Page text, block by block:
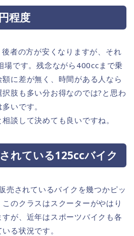
程度
者の方が安くなりますが、それ
場です。残念ながら400ccまで乗
に差が無く、時間がある人なら
肢も多い分お得なのでは?と思わ
いです。
談して決めても良いですね。
れている125ccバイク
売されているバイクを幾つかピッ
のクラスはスクーターがやはり
が、近年はスポーツバイクも各
る状況です。